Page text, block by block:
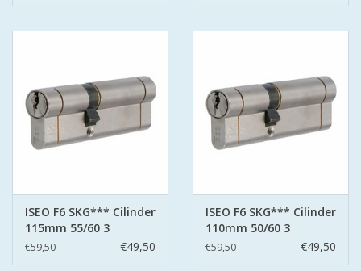
ISEO F6 SKG*** Cilinder
115mm 55/60 3
sleutels
€59,50 €49,50
ISEO F6 SKG*** Cilinder
110mm 50/60 3
sleutels
€59,50 €49,50